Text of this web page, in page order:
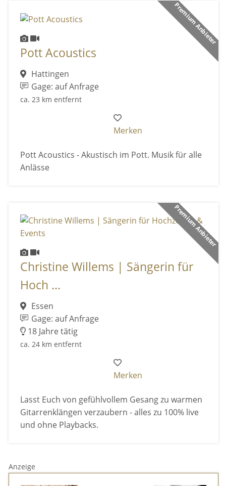
Premium Anbieter
Pott Acoustics
Hattingen
Gage: auf Anfrage
ca. 23 km entfernt
Merken
Pott Acoustics - Akustisch im Pott. Musik für alle
Anlässe
Premium Anbieter
Christine Willems | Sängerin für
Hoch ...
Essen
Gage: auf Anfrage
18 Jahre tätig
ca. 24 km entfernt
Merken
Lasst Euch von gefühlvollem Gesang zu warmen
Gitarrenklängen verzaubern - alles zu 100% live
und ohne Playbacks.
Anzeige